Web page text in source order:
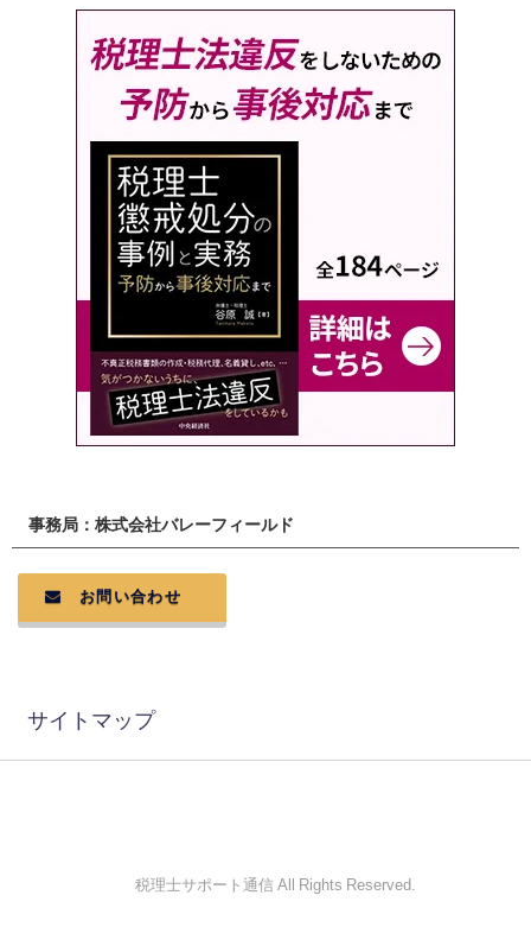
事務局：株式会社バレーフィールド
お問い合わせ
サイトマップ
© 税理士サポート通信 All Rights Reserved.